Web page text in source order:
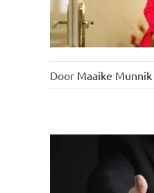
Door Maaike Munnik